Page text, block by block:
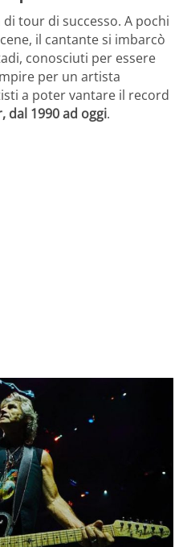
tour di successo. A pochi
il cantante si imbarcò
conosciuti per essere
per un artista
a poter vantare il record
dal 1990 ad oggi.